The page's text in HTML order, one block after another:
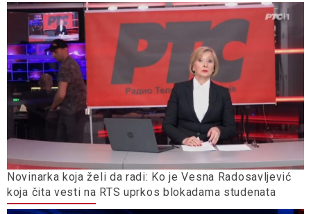
Novinarka koja želi da radi: Ko je Vesna Radosavljević
koja čita vesti na RTS uprkos blokadama studenata